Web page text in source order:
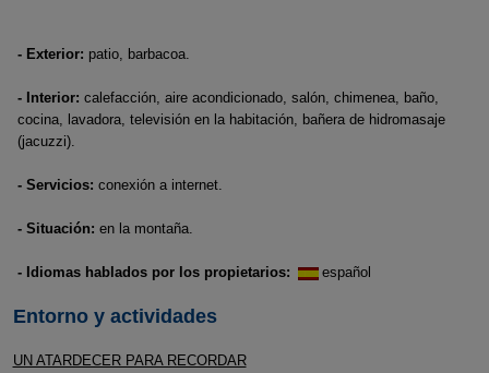
- Exterior: patio, barbacoa.
- Interior: calefacción, aire acondicionado, salón, chimenea, baño,
cocina, lavadora, televisión en la habitación, bañera de hidromasaje
(jacuzzi).
- Servicios: conexión a internet.
- Situación: en la montaña.
- Idiomas hablados por los propietarios: español
Entorno y actividades
UN ATARDECER PARA RECORDAR